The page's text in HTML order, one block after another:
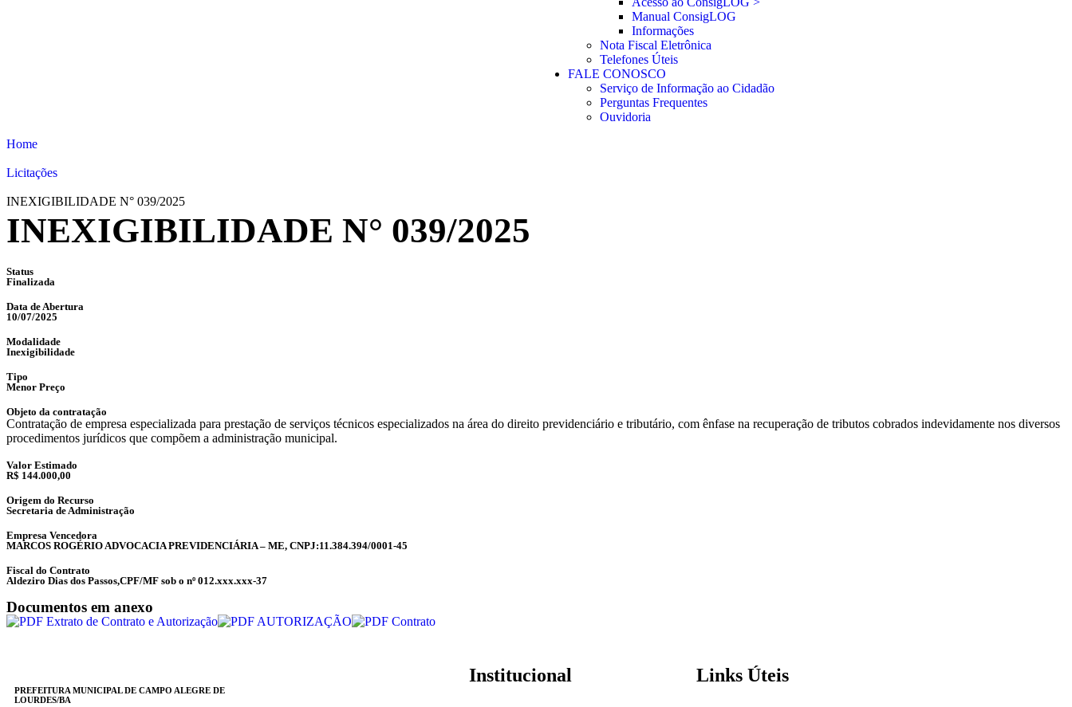
Manual ConsigLOG
Informações
Nota Fiscal Eletrônica
Telefones Úteis
FALE CONOSCO
Serviço de Informação ao Cidadão
Perguntas Frequentes
Ouvidoria
Home
Licitações
INEXIGIBILIDADE N° 039/2025
INEXIGIBILIDADE N° 039/2025
Status
Finalizada
Data de Abertura
10/07/2025
Modalidade
Inexigibilidade
Tipo
Menor Preço
Objeto da contratação
Contratação de empresa especializada para prestação de serviços técnicos especializados na área do direito previdenciário e tributário, com ênfase na recuperação de tributos cobrados indevidamente nos diversos
procedimentos jurídicos que compõem a administração municipal.
Valor Estimado
R$ 144.000,00
Origem do Recurso
Secretaria de Administração
Empresa Vencedora
MARCOS ROGÉRIO ADVOCACIA PREVIDENCIÁRIA – ME, CNPJ:11.384.394/0001-45
Fiscal do Contrato
Aldeziro Dias dos Passos,CPF/MF sob o nº 012.xxx.xxx-37
Documentos em anexo
Extrato de Contrato e Autorização AUTORIZAÇÃO Contrato
PREFEITURA MUNICIPAL DE CAMPO ALEGRE DE
LOURDES/BA
Institucional Links Úteis